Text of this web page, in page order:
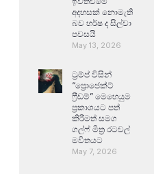
අදහසක් නොමැති
බව හර්ෂ ද සිල්වා
පවසයි
May 13, 2026
ට්‍රම්ප් විසින්
“ප්‍රොජෙක්ට්
ෆ්‍රීඩම්” මෙහෙයුම
ප්‍රකාශයට පත්
කිරීමත් සමග
ගල්ෆ් මිත්‍ර රටවල්
මවිතයට
May 7, 2026